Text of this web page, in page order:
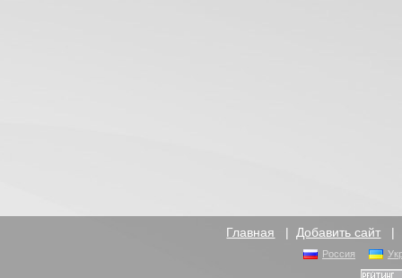
Главная | Добавить сайт |
Россия